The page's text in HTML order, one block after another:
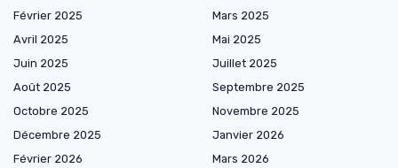
Février 2025
Mars 2025
Avril 2025
Mai 2025
Juin 2025
Juillet 2025
Août 2025
Septembre 2025
Octobre 2025
Novembre 2025
Décembre 2025
Janvier 2026
Février 2026
Mars 2026